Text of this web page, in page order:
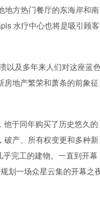
地方热门餐厅的东海岸和南
水疗中心也将是吸引顾客
以及多年来人们对这座蓝
房地产繁荣和萧条的前象征
他于同年购买了历史悠久的
破产、所有权变更和多种新
完工的建物。一直到开幕
划一场众星云集的开幕之